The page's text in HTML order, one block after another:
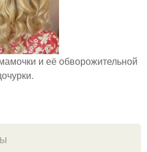
и её обворожительной